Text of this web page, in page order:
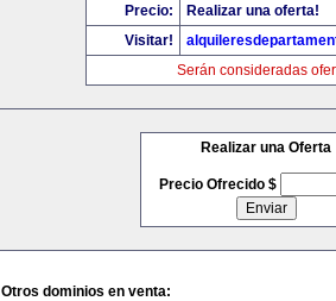
Precio:
Realizar una oferta!
Visitar!
Serán consideradas
Realizar una Oferta
Precio Ofrecido $
Otros dominios en venta: